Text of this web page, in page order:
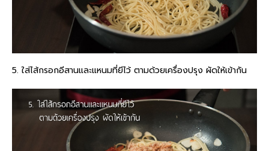
5. ใส่ไส้กรอกอีสานและแหนมที่ยีไว้ ตามด้วยเครื่องปรุง ผัดให้เข้ากัน